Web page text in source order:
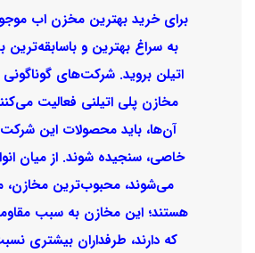
برای خرید بهترین مخزن اب
به سراغ بهترین و
اتیلن بروید. شرکت‌های گوناگونی
مخازن پلی اتیلنی فعالیت
آن‌ها، باید محصولات این
خاصی، سنجیده شوند. از میان
می‌شوند، محبوب‌ترین مخازن،
هستند؛ این مخازن به سبب
که دارند، طرفداران بیشتری